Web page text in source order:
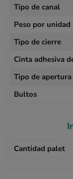
Tipo de canal
Peso por unidad
Tipo de cierre
Cinta adhesiva
Tipo de apertura
Bultos
Cantidad palet